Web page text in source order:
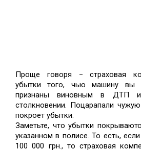
Проще говоря − страховая
убытки того, чью машину вы
признаны виновным в ДТП
столкновении. Поцарапали
покроет убытки.
Заметьте, что убытки
указанном в полисе. То есть,
100 000 грн., то страховая